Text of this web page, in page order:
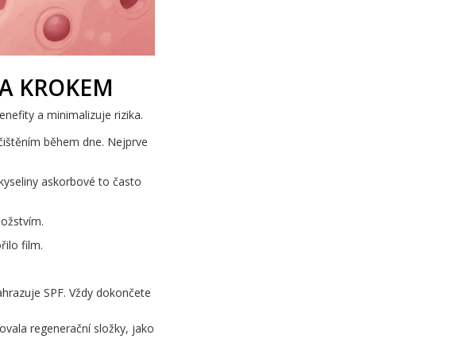
KROKEM
a minimalizuje rizika.
během dne. Nejprve
askorbové to často
film.
SPF. Vždy dokončete
regenerační složky, jako